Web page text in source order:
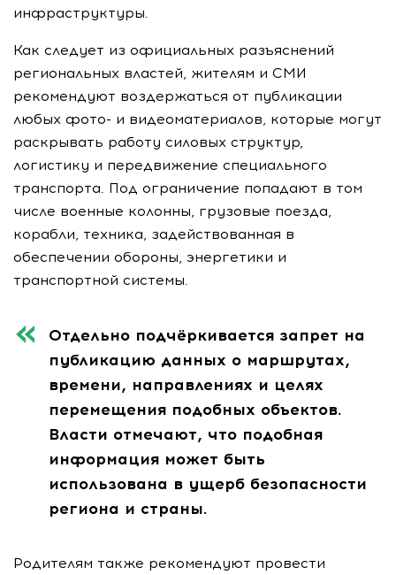
инфраструктуры.
Как следует из официальных разъяснений
региональных властей, жителям и СМИ
рекомендуют воздержаться от публикации
любых фото- и видеоматериалов, которые могут
раскрывать работу силовых структур,
логистику и передвижение специального
транспорта. Под ограничение попадают в том
числе военные колонны, грузовые поезда,
корабли, техника, задействованная в
обеспечении обороны, энергетики и
транспортной системы.
Отдельно подчёркивается запрет на
публикацию данных о маршрутах,
времени, направлениях и целях
перемещения подобных объектов.
Власти отмечают, что подобная
информация может быть
использована в ущерб безопасности
региона и страны.
Родителям также рекомендуют провести